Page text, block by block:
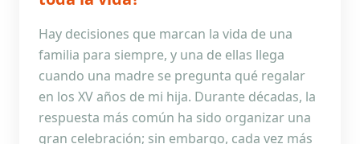
Hay decisiones que marcan la vida de una
familia para siempre, y una de ellas llega
cuando una madre se pregunta qué regalar
en los XV años de mi hija. Durante décadas, la
respuesta más común ha sido organizar una
gran celebración; sin embargo, cada vez más